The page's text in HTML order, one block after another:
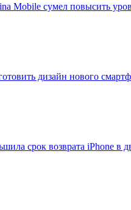
Mobile сумел повысить
дизайн нового
срок возврата iPhone в